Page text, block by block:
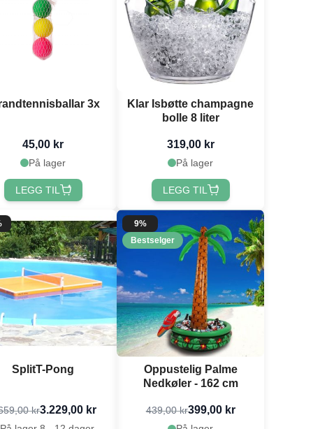
3x
45,00 kr
På lager
LEGG TIL
Klar Isbøtte champagne
bolle 8 liter
319,00 kr
På lager
LEGG TIL
SplitT-Pong
kr3.229,00 kr
9%
Bestselger
Oppustelig Palme
Nedkøler - 162 cm
439,00 kr399,00 kr